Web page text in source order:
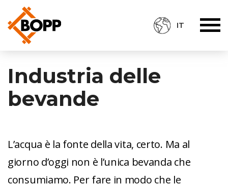
IT
Industria delle
bevande
L’acqua è la fonte della vita, certo. Ma al
giorno d’oggi non è l’unica bevanda che
consumiamo. Per fare in modo che le